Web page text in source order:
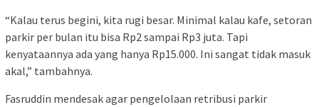
“Kalau terus begini, kita rugi besar. Minimal kalau kafe, setoran
parkir per bulan itu bisa Rp2 sampai Rp3 juta. Tapi
kenyataannya ada yang hanya Rp15.000. Ini sangat tidak masuk
akal,” tambahnya.
Fasruddin mendesak agar pengelolaan retribusi parkir